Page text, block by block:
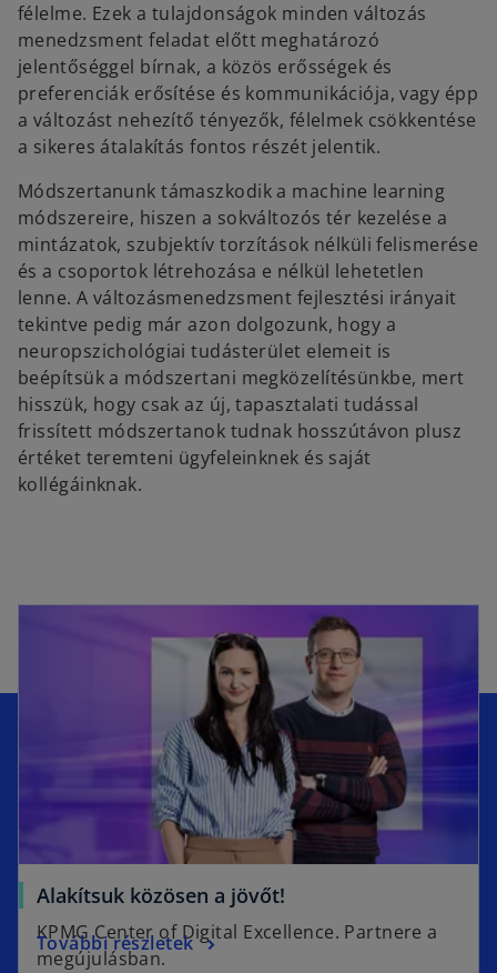
félelme. Ezek a tulajdonságok minden változás
menedzsment feladat előtt meghatározó
jelentőséggel bírnak, a közös erősségek és
preferenciák erősítése és kommunikációja, vagy épp
a változást nehezítő tényezők, félelmek csökkentése
a sikeres átalakítás fontos részét jelentik.
Módszertanunk támaszkodik a machine learning
módszereire, hiszen a sokváltozós tér kezelése a
mintázatok, szubjektív torzítások nélküli felismerése
és a csoportok létrehozása e nélkül lehetetlen
lenne. A változásmenedzsment fejlesztési irányait
tekintve pedig már azon dolgozunk, hogy a
neuropszichológiai tudásterület elemeit is
beépítsük a módszertani megközelítésünkbe, mert
hisszük, hogy csak az új, tapasztalati tudással
frissített módszertanok tudnak hosszútávon plusz
értéket teremteni ügyfeleinknek és saját
kollégáinknak.
Alakítsuk közösen a jövőt!
KPMG Center of Digital Excellence. Partnere a
megújulásban.
További részletek